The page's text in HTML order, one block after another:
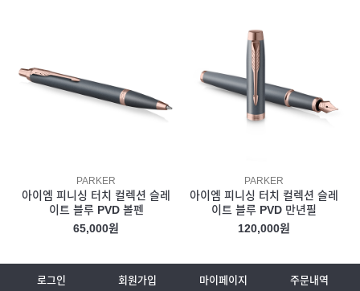
PARKER
아이엠 피니싱 터치 컬렉션 슬레
이트 블루 PVD 볼펜
65,000원
PARKER
아이엠 피니싱 터치 컬렉션 슬레
이트 블루 PVD 만년필
120,000원
로그인 회원가입 마이페이지 주문내역